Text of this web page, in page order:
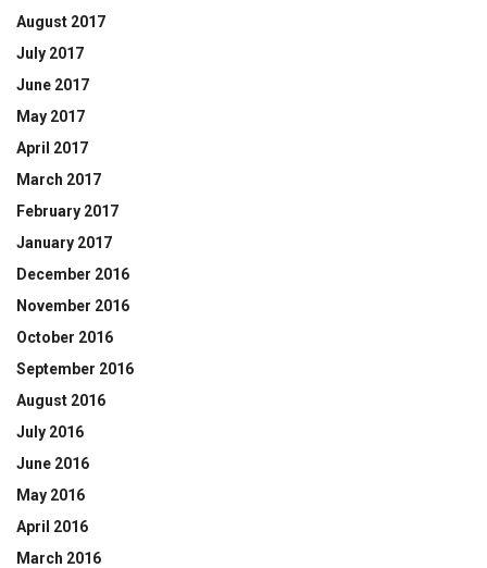
August 2017
July 2017
June 2017
May 2017
April 2017
March 2017
February 2017
January 2017
December 2016
November 2016
October 2016
September 2016
August 2016
July 2016
June 2016
May 2016
April 2016
March 2016